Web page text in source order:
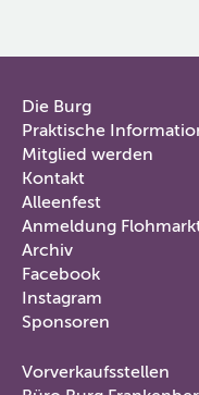
IM
FUSS
Die Burg
Praktische
Mitglied werden
Kontakt
Alleenfest
Anmeldung
Archiv
Facebook
Instagram
Sponsoren
Vorverkaufsstellen